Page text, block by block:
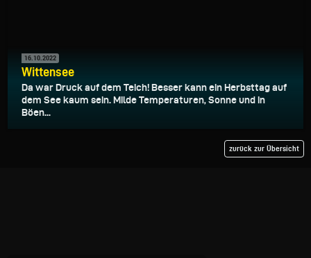
16.10.2022
Wittensee
Da war Druck auf dem Teich! Besser kann ein Herbsttag auf
dem See kaum sein. Milde Temperaturen, Sonne und in
Böen...
zurück zur Übersicht